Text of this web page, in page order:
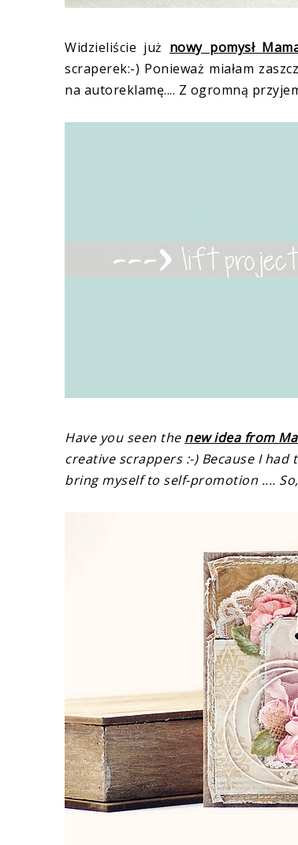
Widzieliście już nowy pomysł
scraperek:-) Ponieważ miałam
na autoreklamę.... Z ogromną
Have you seen the new idea from
creative scrappers :-) Because I
bring myself to self-promotion ....